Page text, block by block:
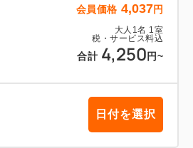
会員価格 4,037円
大人 1 名 1 室
税・サービス料込
合計 4,250 円~
日付を選択